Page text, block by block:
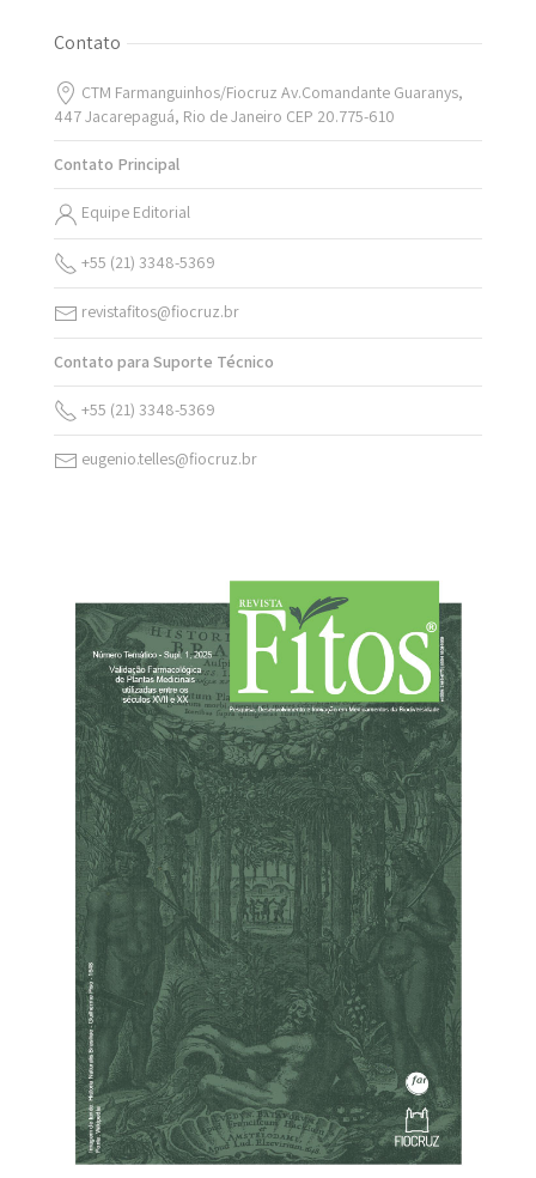
Contato
CTM Farmanguinhos/Fiocruz Av.Comandante Guaranys,
447 Jacarepaguá, Rio de Janeiro CEP 20.775-610
Contato Principal
Equipe Editorial
+55 (21) 3348-5369
revistafitos@fiocruz.br
Contato para Suporte Técnico
+55 (21) 3348-5369
eugenio.telles@fiocruz.br